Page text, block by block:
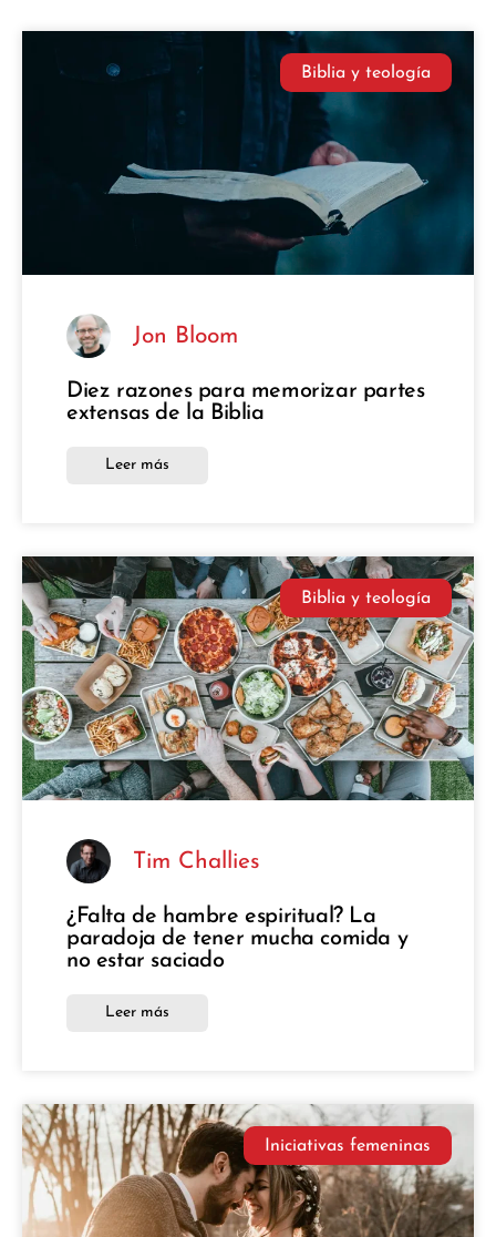
Biblia y teología
Jon Bloom
Diez razones para memorizar partes
extensas de la Biblia
Leer más
Biblia y teología
Tim Challies
¿Falta de hambre espiritual? La
paradoja de tener mucha comida y
no estar saciado
Leer más
Iniciativas femeninas